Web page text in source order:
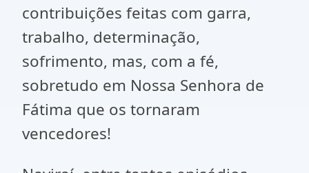
contribuições feitas com garra,
trabalho, determinação,
sofrimento, mas, com a fé,
sobretudo em Nossa Senhora de
Fátima que os tornaram
vencedores!